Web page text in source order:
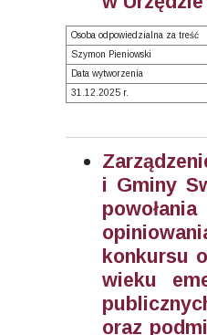
Osoba odpowiedzialna za treść
Szymon Pieniowski
Data wytworzenia
31.12.2025 r.
i Gminy
konkursu
wieku
oraz